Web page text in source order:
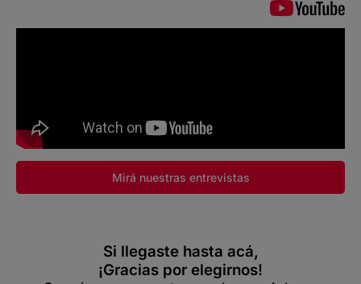
Mirá nuestras entrevistas
Si llegaste hasta acá,
¡Gracias por elegirnos!